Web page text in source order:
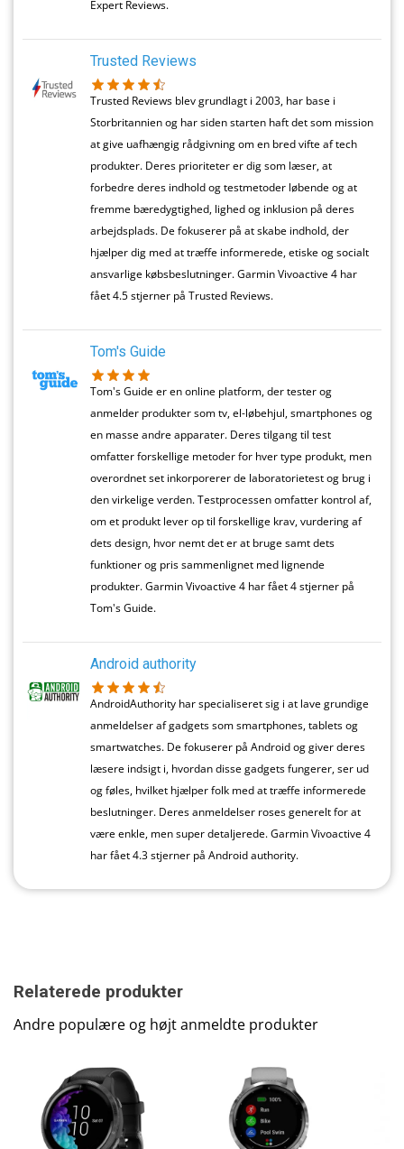
Expert Reviews.
Trusted Reviews
Trusted Reviews blev grundlagt i 2003, har base i
Storbritannien og har siden starten haft det som mission
at give uafhængig rådgivning om en bred vifte af tech
produkter. Deres prioriteter er dig som læser, at
forbedre deres indhold og testmetoder løbende og at
fremme bæredygtighed, lighed og inklusion på deres
arbejdsplads. De fokuserer på at skabe indhold, der
hjælper dig med at træffe informerede, etiske og socialt
ansvarlige købsbeslutninger. Garmin Vivoactive 4 har
fået 4.5 stjerner på Trusted Reviews.
Tom's Guide
Tom's Guide er en online platform, der tester og
anmelder produkter som tv, el-løbehjul, smartphones og
en masse andre apparater. Deres tilgang til test
omfatter forskellige metoder for hver type produkt, men
overordnet set inkorporerer de laboratorietest og brug i
den virkelige verden. Testprocessen omfatter kontrol af,
om et produkt lever op til forskellige krav, vurdering af
dets design, hvor nemt det er at bruge samt dets
funktioner og pris sammenlignet med lignende
produkter. Garmin Vivoactive 4 har fået 4 stjerner på
Tom's Guide.
Android authority
AndroidAuthority har specialiseret sig i at lave grundige
anmeldelser af gadgets som smartphones, tablets og
smartwatches. De fokuserer på Android og giver deres
læsere indsigt i, hvordan disse gadgets fungerer, ser ud
og føles, hvilket hjælper folk med at træffe informerede
beslutninger. Deres anmeldelser roses generelt for at
være enkle, men super detaljerede. Garmin Vivoactive 4
har fået 4.3 stjerner på Android authority.
Relaterede produkter
Andre populære og højt anmeldte produkter